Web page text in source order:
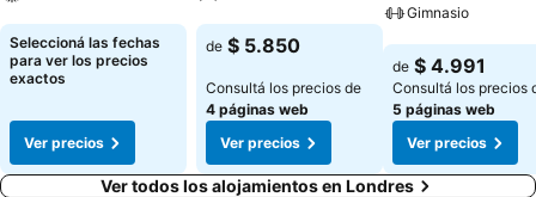
Ver precios
Seleccioná las fechas
para ver los precios
exactos
Ver precios
Ver precios
de $ 5.850
Consultá los precios de
4 páginas web
Ver precios
Gimnasio
Ver precios
de $ 4.991
Consultá los precios
5 páginas web
Ver precios
Ver todos los alojamientos en Londres